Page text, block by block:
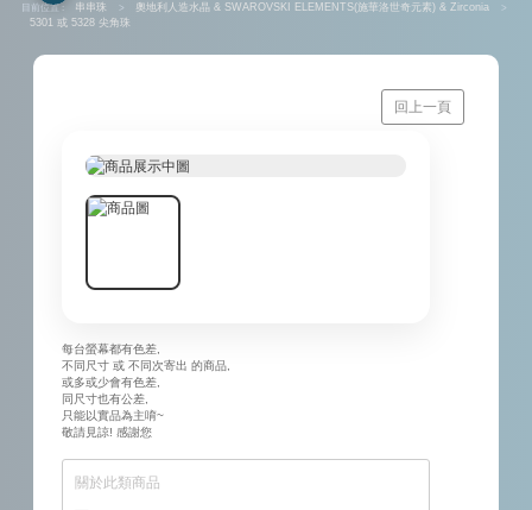
目前位置 : 串串珠 > 奧地利人造水晶 & SWAROVSKI ELEMENTS(施華洛世奇元素) & Zirconia
>
5301 或 5328 尖角珠
回上一頁
每台螢幕都有色差,
不同尺寸 或 不同次寄出 的商品,
或多或少會有色差,
同尺寸也有公差,
只能以實品為主唷~
敬請見諒! 感謝您
關於此類商品